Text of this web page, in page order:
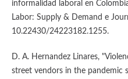
informalidad laboral en
Labor: Supply & Demand e
10.22430/24223182.1255.
D. A. Hernandez Linares,
street vendors in the pandemic